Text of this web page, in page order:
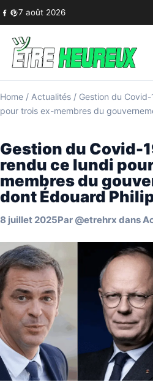
Skip to content
7 août 2026
Home / Actualités / Gestion du
pour trois ex-membres du
Gestion du Covid-
rendu ce lundi
membres du
dont Édouard
8 juillet 2025Par @etrehrx dans